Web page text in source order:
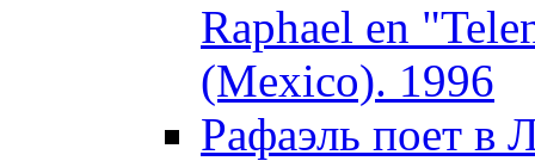
Raphael en
(Mexico). 1996
Рафаэль поет в